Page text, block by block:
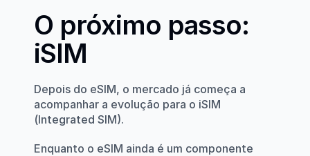
O próximo passo:
iSIM
Depois do eSIM, o mercado já começa a
acompanhar a evolução para o iSIM
(Integrated SIM).
Enquanto o eSIM ainda é um componente